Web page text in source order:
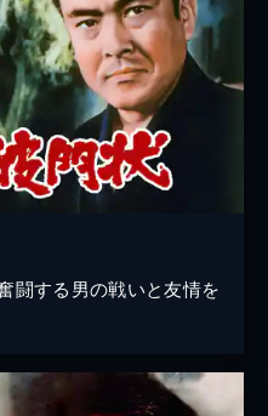
闘する男の戦いと友情を